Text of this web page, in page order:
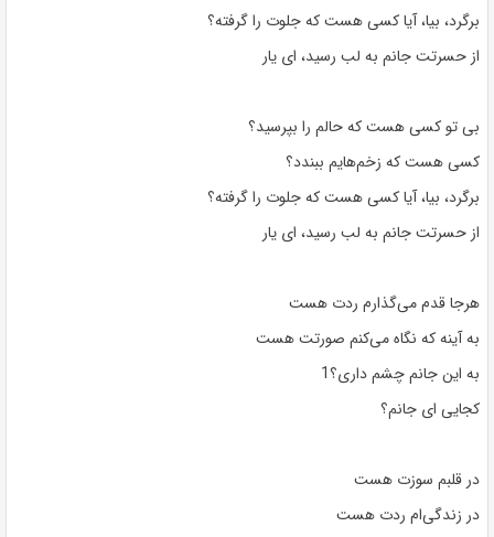
برگرد، بیا، آیا کسی هست که جلوت را گرفته؟
از حسرتت جانم به لب رسید، ای یار
بی تو کسی هست که حالم را بپرسید؟
کسی هست که زخم‌هایم ببندد؟
برگرد، بیا، آیا کسی هست که جلوت را گرفته؟
از حسرتت جانم به لب رسید، ای یار
هرجا قدم می‌گذارم ردت هست
به آینه که نگاه می‌کنم صورتت هست
به این جانم چشم داری؟1
کجایی ای جانم؟
در قلبم سوزت هست
در زندگی‌ام ردت هست